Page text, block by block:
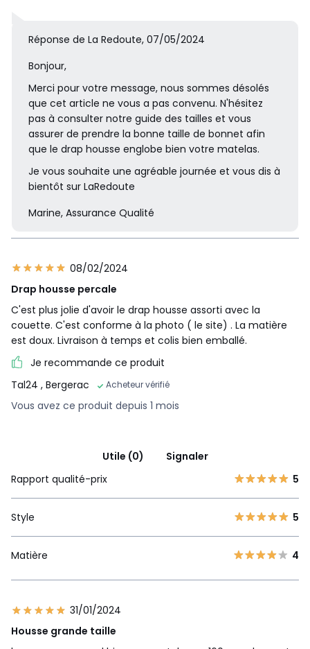
Réponse de La Redoute, 07/05/2024
Bonjour,
Merci pour votre message, nous sommes désolés
que cet article ne vous a pas convenu. N'hésitez
pas à consulter notre guide des tailles et vous
assurer de prendre la bonne taille de bonnet afin
que le drap housse englobe bien votre matelas.
Je vous souhaite une agréable journée et vous dis à
bientôt sur LaRedoute
Marine, Assurance Qualité
08/02/2024
Drap housse percale
C'est plus jolie d'avoir le drap housse assorti avec la
couette. C'est conforme à la photo ( le site) . La matière
est doux. Livraison à temps et colis bien emballé.
Je recommande ce produit
Tal24 , Bergerac Acheteur vérifié
Vous avez ce produit depuis 1 mois
Utile (0)
Signaler
Rapport qualité-prix
5
Style 5
Matière 4
31/01/2024
Housse grande taille